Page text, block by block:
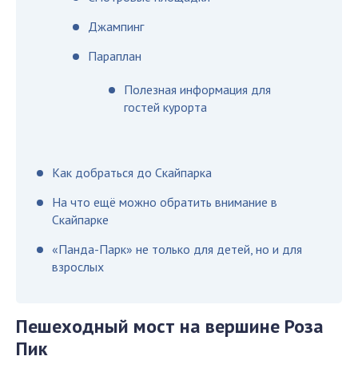
Джампинг
Параплан
Полезная информация для
гостей курорта
Как добраться до Скайпарка
На что ещё можно обратить внимание в
Скайпарке
«Панда-Парк» не только для детей, но и для
взрослых
Пешеходный мост на вершине Роза
Пик